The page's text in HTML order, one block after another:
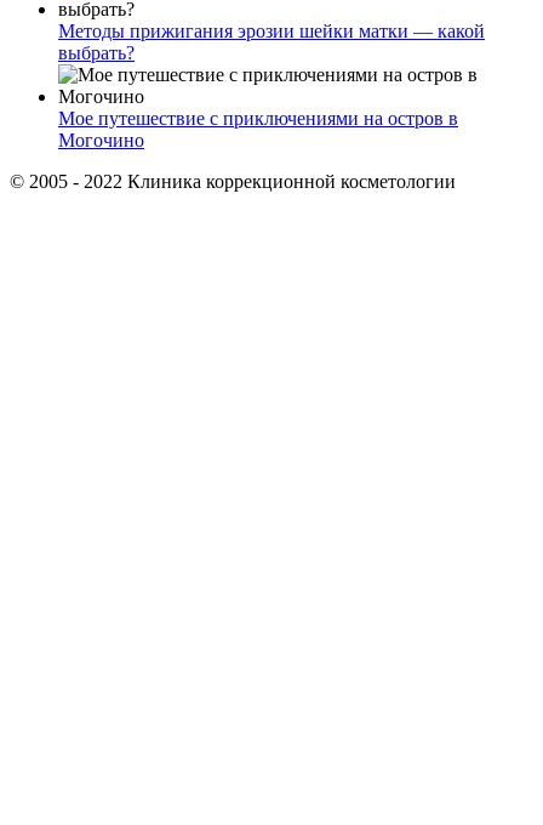
Методы прижигания эрозии шейки матки — какой
выбрать?
Мое путешествие с приключениями на остров в
Могочино
© 2005 - 2022 Клиника коррекционной косметологии